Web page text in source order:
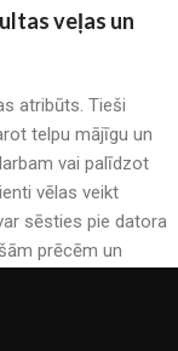
veļas un
atribūts. Tieši
telpu mājīgu un
vai palīdzot
vēlas veikt
sēsties pie datora
prēcēm un
satīna gultas